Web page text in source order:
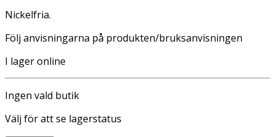
Nickelfria.
Följ anvisningarna på produkten/bruksanvisningen
I lager online
Ingen vald butik
Välj för att se lagerstatus